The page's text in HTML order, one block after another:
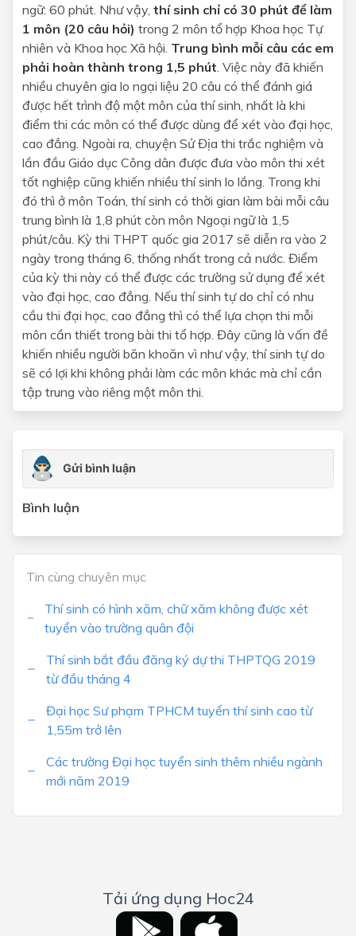
ngữ: 60 phút. Như vậy, thí sinh chỉ có 30 phút để làm
1 môn (20 câu hỏi) trong 2 môn tổ hợp Khoa học Tự
nhiên và Khoa học Xã hội. Trung bình mỗi câu các em
phải hoàn thành trong 1,5 phút . Việc này đã khiến
nhiều chuyên gia lo ngại liệu 20 câu có thể đánh giá
được hết trình độ một môn của thí sinh, nhất là khi
điểm thi các môn có thể được dùng để xét vào đại học,
cao đẳng. Ngoài ra, chuyện Sử Địa thi trắc nghiệm và
lần đầu Giáo dục Công dân được đưa vào môn thi xét
tốt nghiệp cũng khiến nhiều thí sinh lo lắng. Trong khi
đó thì ở môn Toán, thí sinh có thời gian làm bài mỗi câu
trung bình là 1,8 phút còn môn Ngoại ngữ là 1,5
phút/câu. Kỳ thi THPT quốc gia 2017 sẽ diễn ra vào 2
ngày trong tháng 6, thống nhất trong cả nước. Điểm
của kỳ thi này có thể được các trường sử dụng để xét
vào đại học, cao đẳng. Nếu thí sinh tự do chỉ có nhu
cầu thi đại học, cao đẳng thì có thể lựa chọn thi mỗi
môn cần thiết trong bài thi tổ hợp. Đây cũng là vấn đề
khiến nhiều người băn khoăn vì như vậy, thí sinh tự do
sẽ có lợi khi không phải làm các môn khác mà chỉ cần
tập trung vào riêng một môn thi.
Bình luận
Tin cùng chuyên mục
Thí sinh có hình xăm, chữ xăm không được xét
tuyển vào trường quân đội
Thí sinh bắt đầu đăng ký dự thi THPTQG 2019
từ đầu tháng 4
Đại học Sư phạm TPHCM tuyển thí sinh cao từ
1,55m trở lên
Các trường Đại học tuyển sinh thêm nhiều ngành
mới năm 2019
Tải ứng dụng Hoc24